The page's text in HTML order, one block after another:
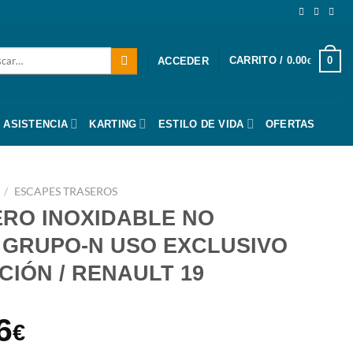
ACCEDER CARRITO / 0.00€ 0
ASISTENCIA KARTING ESTILO DE VIDA OFERTAS
/ ESCAPES TRASEROS
INOXIDABLE NO
N USO EXCLUSIVO
/ RENAULT 19
€El